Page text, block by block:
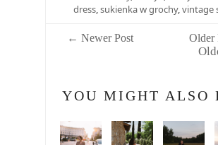
dress,sukienka w grochy,vintage
← Newer Post Older
YOU MIGHT ALSO